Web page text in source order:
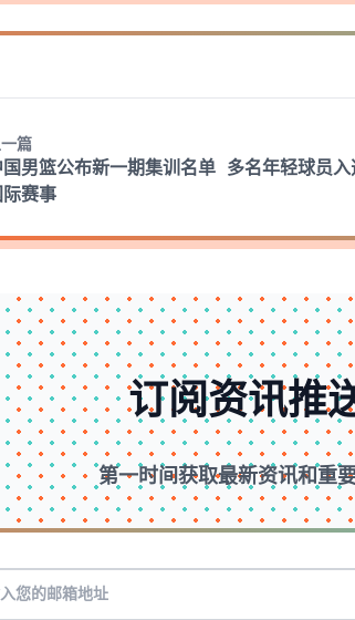
篇
国男篮公布新一期集训名单 多名年轻球员入
际赛事
订阅资讯推
第一时间获取最新资讯和重